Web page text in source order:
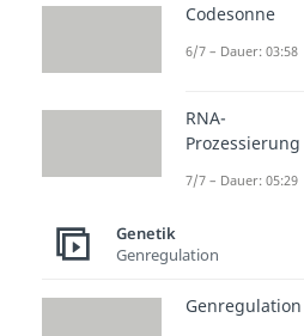
Spezifische
Allerdings
und Silencer-
Damit sie
müssen
binden. Du
Codesonne
6/7 – Dauer: 03:58
RNA-
Prozessierung
7/7 – Dauer: 05:29
Genetik
Genregulation
Genregulation